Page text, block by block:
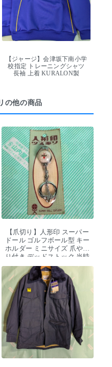
【ジャージ】会津坂下南小学
校指定 トレーニングシャツ
長袖 上着 KURALON製
の他の商品
【爪切り】人形印 スーパー
ドール ゴルフボール型 キー
ホルダー ミニサイズ 爪やす
り付き デッドストック 当時
物